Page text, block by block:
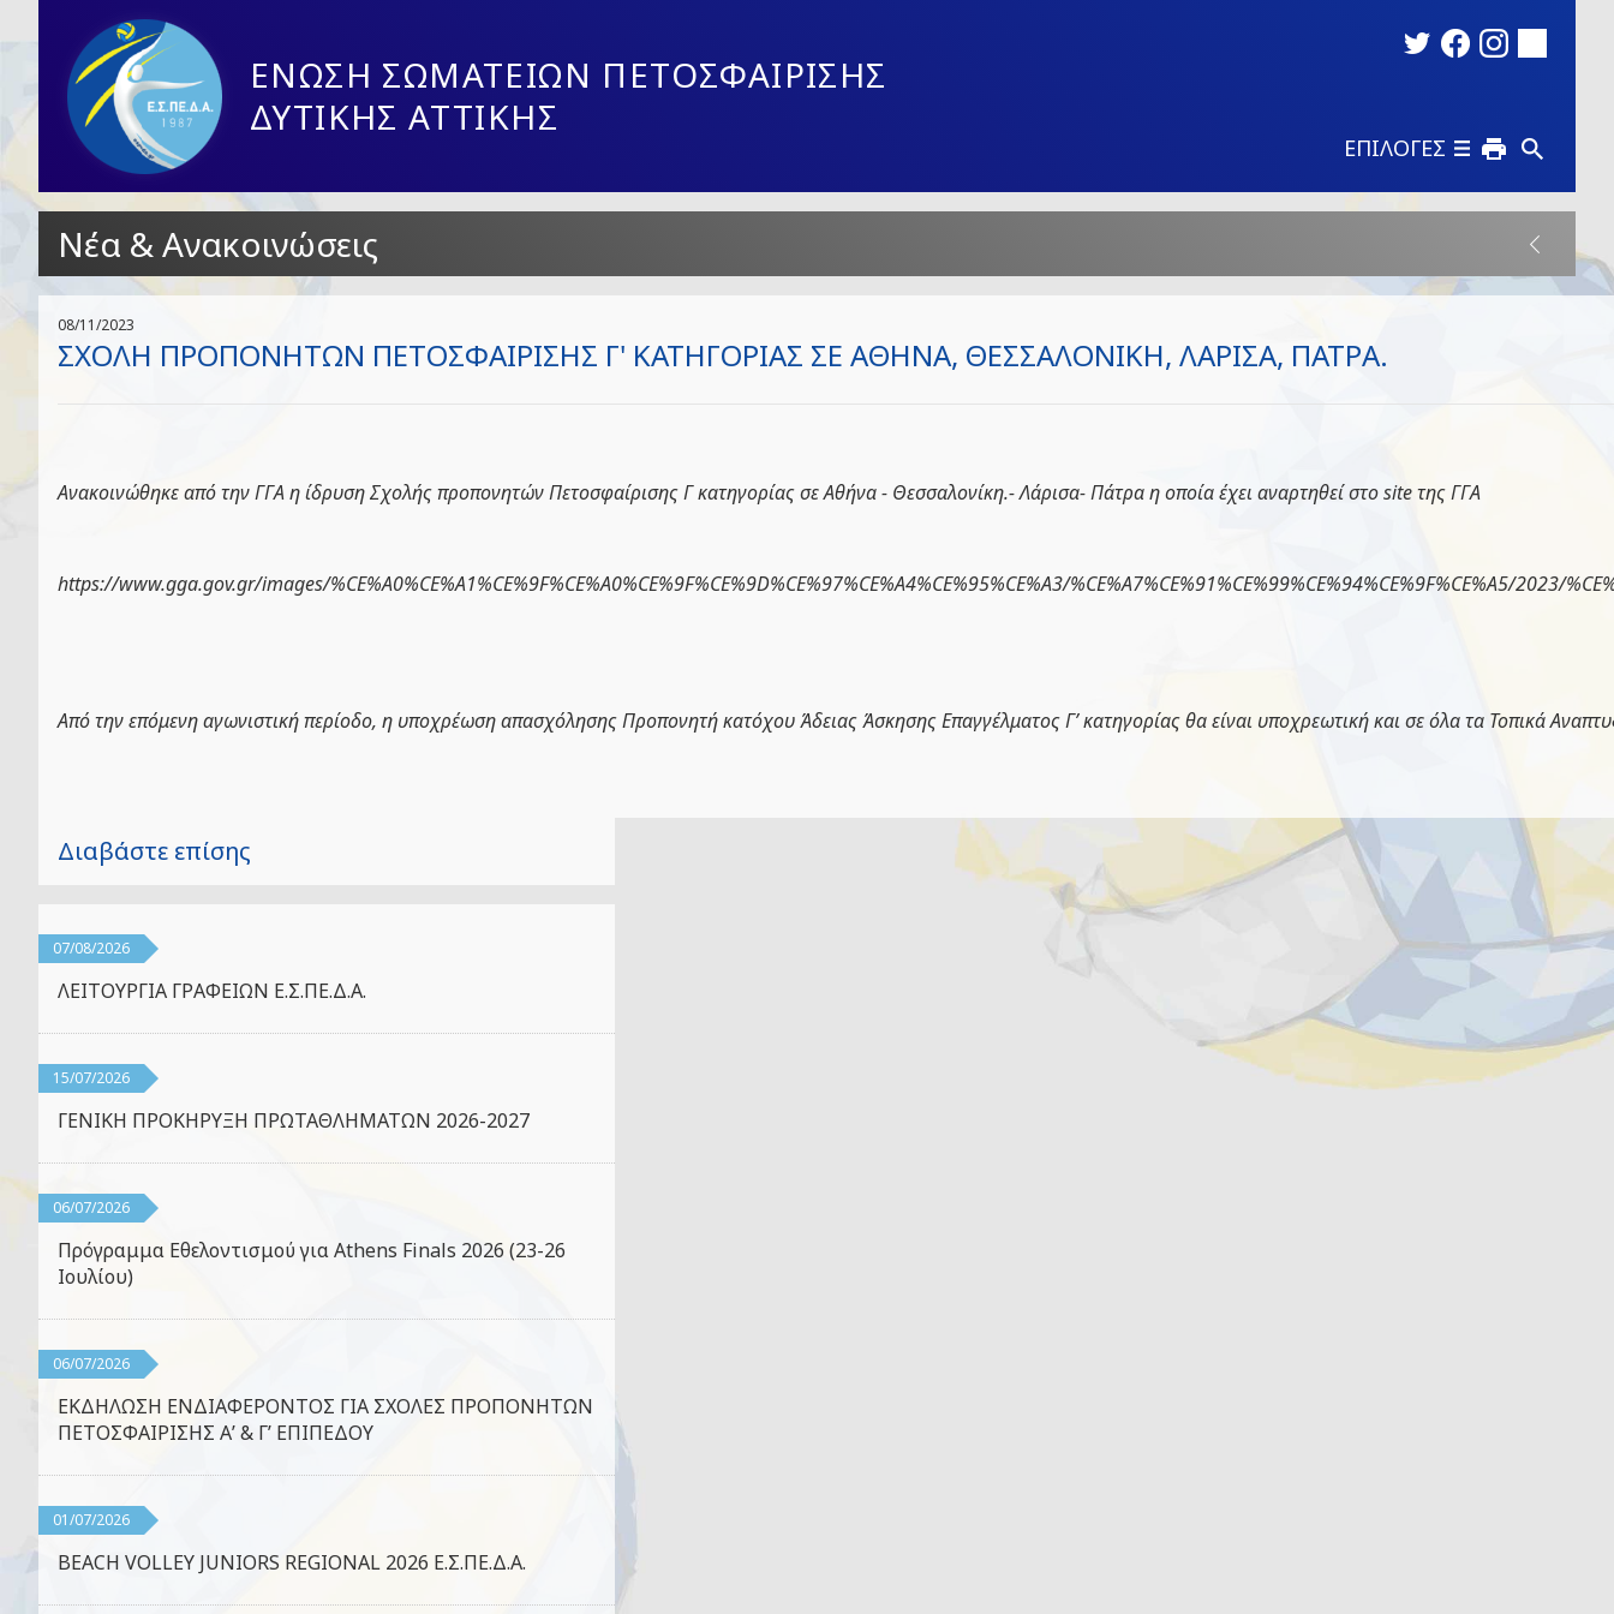
ΕΝΩΣΗ ΣΩΜΑΤΕΙΩΝ ΠΕΤΟΣΦΑΙΡΙΣΗΣ
ΔΥΤΙΚΗΣ ΑΤΤΙΚΗΣ
ΕΠΙΛΟΓΕΣ
Νέα & Ανακοινώσεις
08/11/2023
ΣΧΟΛΗ ΠΡΟΠΟΝΗΤΩΝ ΠΕΤΟΣΦΑΙΡΙΣΗΣ Γ' ΚΑΤΗΓΟΡΙΑΣ ΣΕ ΑΘΗΝΑ, ΘΕΣΣΑΛΟΝΙΚΗ, ΛΑΡΙΣΑ, ΠΑΤΡΑ.
Ανακοινώθηκε από την ΓΓΑ η ίδρυση Σχολής προπονητών Πετοσφαίρισης Γ κατηγορίας σε Αθήνα - Θεσσαλονίκη.- Λάρισα- Πάτρα η οποία έχει αναρτηθεί στοsiteτης ΓΓΑ
https://www.gga.gov.gr/images/%CE%A0%CE%A1%CE%9F%CE%A0%CE%9F%CE%9D%CE%97%CE%A4%CE%95%CE%A3/%CE%A7%CE%91%CE%99%CE%94%CE%9F%CE%A5/2023/
Από την επόμενη αγωνιστική περίοδο, η υποχρέωση απασχόλησης Προπονητή κατόχου Άδειας Άσκησης Επαγγέλματος Γ’ κατηγορίας θα είναι υποχρεωτική και σε όλα τα Τοπικά
Διαβάστε επίσης
07/08/2026
ΛΕΙΤΟΥΡΓΙΑ ΓΡΑΦΕΙΩΝ Ε.Σ.ΠΕ.Δ.Α.
15/07/2026
ΓΕΝΙΚΗ ΠΡΟΚΗΡΥΞΗ ΠΡΩΤΑΘΛΗΜΑΤΩΝ 2026-2027
06/07/2026
Πρόγραμμα Εθελοντισμού για Athens Finals 2026 (23-26
Ιουλίου)
06/07/2026
ΕΚΔΗΛΩΣΗ ΕΝΔΙΑΦΕΡΟΝΤΟΣ ΓΙΑ ΣΧΟΛΕΣ ΠΡΟΠΟΝΗΤΩΝ
ΠΕΤΟΣΦΑΙΡΙΣΗΣ Α’ & Γ’ ΕΠΙΠΕΔΟΥ
01/07/2026
BEACH VOLLEY JUNIORS REGIONAL 2026 Ε.Σ.ΠΕ.Δ.Α.